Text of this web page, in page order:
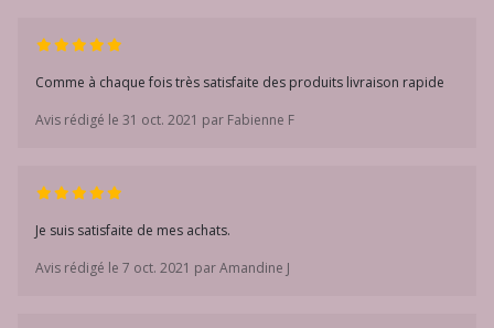
Comme à chaque fois très satisfaite des produits livraison rapide
Avis rédigé le 31 oct. 2021 par Fabienne F
Je suis satisfaite de mes achats.
Avis rédigé le 7 oct. 2021 par Amandine J